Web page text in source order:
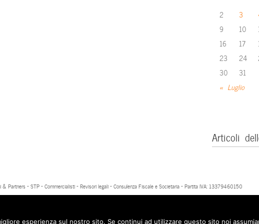
« Luglio
2
3
9
10
16
17
23
24
30
31
Articoli
& Partners - STP - Commercialisti - Revisori legali - Consulenza Fiscale e Societaria - Partita IVA: 13379460150
esperienza sul nostro sito. Se continui ad utilizzare questo sito noi